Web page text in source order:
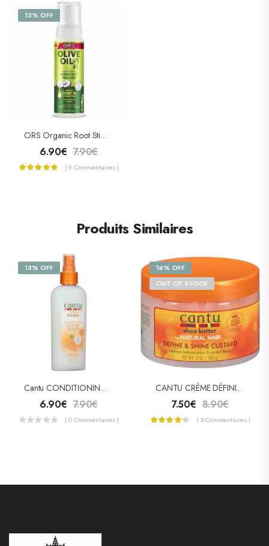
13% OFF
ORS Organic Root Stimulator Coconut & Olive Oil Wrap/Set Mousse 207 Ml
6.90€ 7.90€
( 9 Commentaires )
Produits Similaires
13% OFF
Cantu CONDITIONING DETANGLER FOR KIDS ( SPRAY DÉMÊLANT KARITE COCO MIEL)
6.90€ 7.90€
( 0 Commentaires )
16% OFF
OUT OF STOCK
CANTU CRÈME DÉFINITION & BRILLANCE BOUCLES (DEFINE & SHINE CUSTARD)
7.50€ 8.90€
( 5 Commentaires )